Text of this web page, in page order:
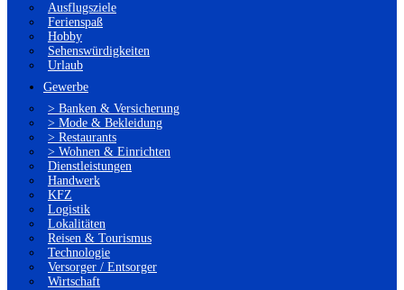
Ausflugsziele
Ferienspaß
Hobby
Sehenswürdigkeiten
Urlaub
Gewerbe
> Banken & Versicherung
> Mode & Bekleidung
> Restaurants
> Wohnen & Einrichten
Dienstleistungen
Handwerk
KFZ
Logistik
Lokalitäten
Reisen & Tourismus
Technologie
Versorger / Entsorger
Wirtschaft